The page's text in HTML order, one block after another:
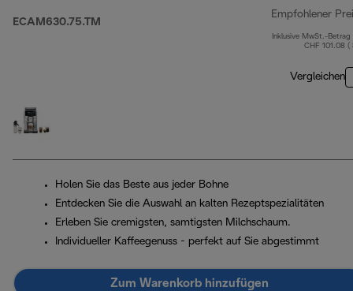
ECAM630.75.TM
Empfohlener
Inklusive MwSt.-Betrag
CHF 101.08 (
Vergleichen
Holen Sie das Beste aus jeder Bohne
Entdecken Sie die Auswahl an kalten Rezeptspezialitäten
Erleben Sie cremigsten, samtigsten Milchschaum.
Individueller Kaffeegenuss - perfekt auf Sie abgestimmt
Zum Warenkorb hinzufügen